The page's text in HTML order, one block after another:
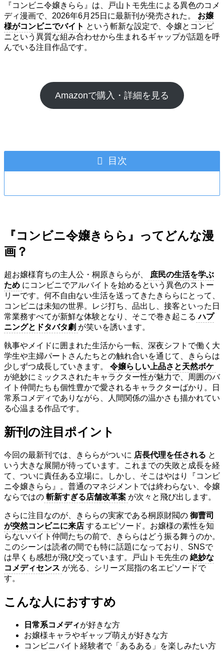
『コンビニ令嬢きらら』は、戸山トモ先生による異色のコメ
ディ漫画で、2026年6月25日に最新刊が発売された。
お嬢
様がコンビニでバイト という斬新な設定で、令嬢とコンビ
ニという異質な組み合わせから生まれるギャップが話題を呼
んでいる注目作品です。
Amazonで購入・詳細を見る
目次
『コンビニ令嬢きらら』ってどんな漫
画？
超お嬢様育ちの主人公・桐原きららが、
庶民の生活を学ぶ
ため にコンビニでアルバイトを始めるという異色のストー
リーです。何不自由ない生活を送ってきたきららにとって、
コンビニは未知の世界。レジ打ち、品出し、接客といった日
常業務すべてが新鮮な体験となり、そこで巻き起こる ハプ
ニングとドタバタ劇 が笑いを誘います。
執事やメイドに囲まれた生活から一転、深夜シフトで働く大
学生や主婦パートさんたちとの触れ合いを通じて、きららは
少しずつ成長していきます。
令嬢らしい上品さと天然ボケ
が絶妙にミックスされたキャラクター性が魅力で、周囲のバ
イト仲間たちも個性豊かで愛されるキャラクターばかり。日
常系コメディでありながら、人間関係の温かさも描かれてい
る心温まる作品です。
新刊の注目ポイント
今回の最新刊では、きららがついに 店長代理を任される と
いう大きな展開が待っています。これまでの失敗と成長を経
て、ついに責任ある立場に。しかし、そこはやはり『コンビ
ニ令嬢きらら』。普通のマネジメントでは終わらない、令嬢
ならではの 斬新すぎる店舗改革案 が次々と飛び出します。
さらに注目なのが、きららの実家である桐原財閥の 御曹司
が突然コンビニに来店 するエピソード。お嬢様の素性を知
らないバイト仲間たちの前で、きららはどう振る舞うのか。
このシーンは読者の間でも特に話題になっており、SNSで
は早くも感想が飛び交っています。戸山トモ先生の 絶妙な
コメディセンス が光る、シリーズ屈指の名エピソードで
す。
こんな人におすすめ
日常系コメディが好きな方
お嬢様キャラやギャップ萌えが好きな方
コンビニバイト経験者で「あるある」を楽しみたい方